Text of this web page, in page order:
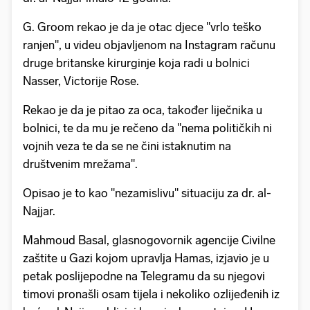
G. Groom rekao je da je otac djece "vrlo teško
ranjen", u videu objavljenom na Instagram računu
druge britanske kirurginje koja radi u bolnici
Nasser, Victorije Rose.
Rekao je da je pitao za oca, također liječnika u
bolnici, te da mu je rečeno da "nema političkih ni
vojnih veza te da se ne čini istaknutim na
društvenim mrežama".
Opisao je to kao "nezamislivu" situaciju za dr. al-
Najjar.
Mahmoud Basal, glasnogovornik agencije Civilne
zaštite u Gazi kojom upravlja Hamas, izjavio je u
petak poslijepodne na Telegramu da su njegovi
timovi pronašli osam tijela i nekoliko ozlijeđenih iz